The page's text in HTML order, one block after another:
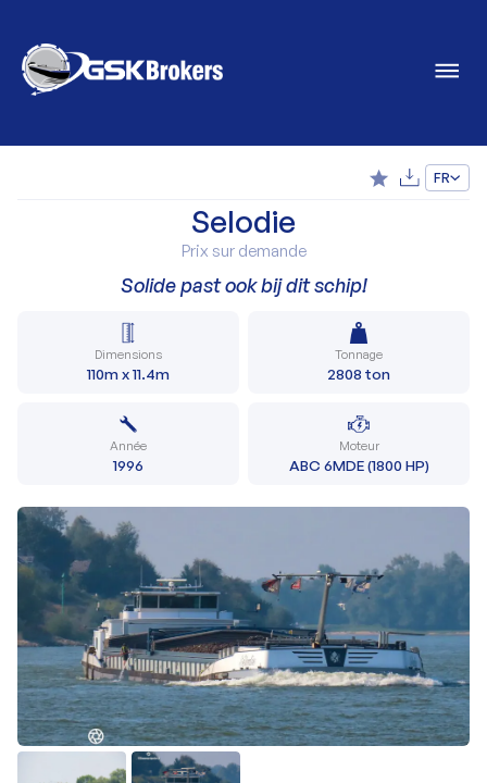
FR
Selodie
Prix sur demande
Solide past ook bij dit schip!
Dimensions
110m x 11.4m
Tonnage
2808 ton
Année
1996
Moteur
ABC 6MDE (1800 HP)